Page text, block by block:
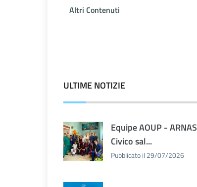
Altri Contenuti
ULTIME NOTIZIE
Equipe AOUP - ARNAS
Civico sal...
Pubblicato il 29/07/2026